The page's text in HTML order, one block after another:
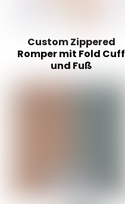
Custom Zippered
Romper mit Fold Cuff
und Fuß